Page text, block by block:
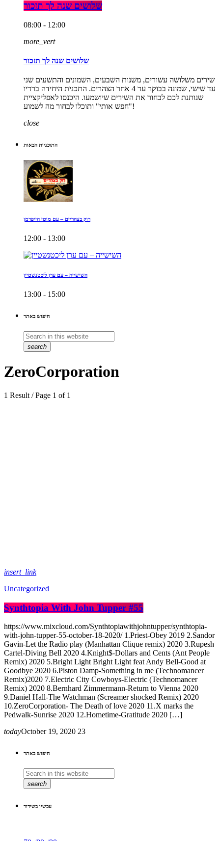
שלושים שנה לך תזכור
08:00 - 12:00
more_vert
שלושים שנה לך תזכור
שירים משלושה עשורים, משנות השבעים, השמונים והתשעים שני
עד שישי, שמונה בבוקר עד 4 אחר הצהרים. התכנית היחידה ברדיו
שנותנת לכם לבחור את השירים שיושמעו. היכנסו לאפליקציית
"חפש אותי" ותוכלו לבחור מה לשמוע!
close
התוכניות הבאות
רוק בצהריים – עם מוטי הייפרמן
12:00 - 13:00
השישייה – עם ערן ליכטנשטיין
13:00 - 15:00
חיפוש באתר
search
ZeroCorporation
1 Result / Page 1 of 1
insert_link
Uncategorized
Synthtopia With John Tupper #55
https://www.mixcloud.com/Synthtopiawithjohntupper/synthtopia-
with-john-tupper-55-october-18-2020/ 1.Priest-Obey 2019 2.Sandor
Gavin-Let the Radio play (Manhattan Clique remix) 2020 3.Rupesh
Cartel-Diving Bell 2020 4.Knight$-Dollars and Cents (Ant People
Remix) 2020 5.Bright Light Bright Light feat Andy Bell-Good at
Goodbye 2020 6.Piston Damp-Something in me (Technomancer
Remix)2020 7.Electric City Cowboys-Electric (Technomancer
Remix) 2020 8.Bernhard Zimmermann-Return to Vienna 2020
9.Daniel Hall-The Watchman (Screamer shocked Remix) 2020
10.ZeroCorporation- The Death of love 2020 11.X marks the
Pedwalk-Sunrise 2020 12.Hometime-Gratitude 2020 […]
todayOctober 19, 2020 23
חיפוש באתר
search
עכשיו בשידור